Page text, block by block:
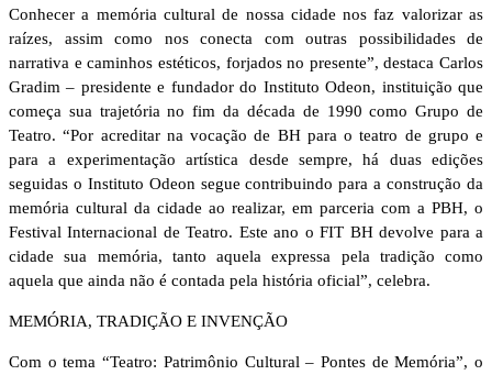
Conhecer a memória cultural de nossa cidade nos faz valorizar as
raízes, assim como nos conecta com outras possibilidades de
narrativa e caminhos estéticos, forjados no presente”, destaca Carlos
Gradim – presidente e fundador do Instituto Odeon, instituição que
começa sua trajetória no fim da década de 1990 como Grupo de
Teatro. “Por acreditar na vocação de BH para o teatro de grupo e
para a experimentação artística desde sempre, há duas edições
seguidas o Instituto Odeon segue contribuindo para a construção da
memória cultural da cidade ao realizar, em parceria com a PBH, o
Festival Internacional de Teatro. Este ano o FIT BH devolve para a
cidade sua memória, tanto aquela expressa pela tradição como
aquela que ainda não é contada pela história oficial”, celebra.
MEMÓRIA, TRADIÇÃO E INVENÇÃO
Com o tema “Teatro: Patrimônio Cultural – Pontes de Memória”, o